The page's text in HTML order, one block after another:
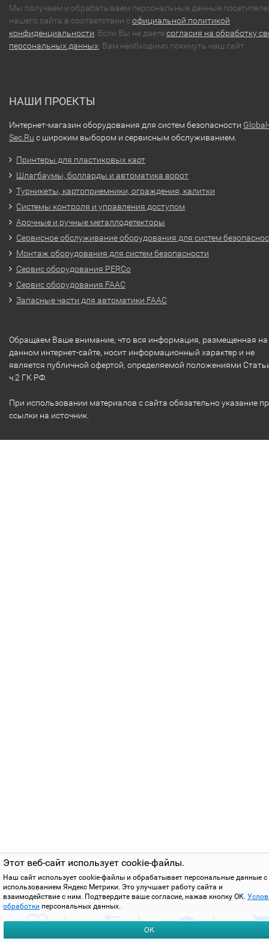
Этот веб-сайт использует cookie-файлы.
Наш сайт использует cookie-файлы и обрабатывает персональные данные с
использованием Яндекс Метрики. Это улучшает работу сайта и
взаимодействие с ним. Подтвердите ваше согласие, нажав кнопку ОК.
обработки персональных данных.
ОК
Мы получаем и обрабатываем персональные данные
нашего сайта в соответствии софициальной политикой
конфиденциальности . Если Вы не даетесогласия на обработку
персональных данных , Вам необходимо покинуть наш сайт.
НАШИ ПРОЕКТЫ
Интернет-магазин оборудования для систем безопасности Global-
Sec.Ru с широким выбором и сервисным обслуживанием.
Принтеры для пластиковых карт
Шлагбаумы, болларды и автоматика ворот
Турникеты, картоприемники, ограждения, калитки
Системы контроля и управления доступом
Арочные и ручные металлодетекторы
Сервисное обслуживание оборудования для систем
Монтаж оборудования для систем безопасности
Сервис оборудования PERCo
Сервис оборудования FAAC
Запасные части для автоматики FAAC
Обращаем Ваше внимание, что вся информация, размещенная на
данном интернет-сайте, носит информационный характер и не
является публичной офертой, определяемой положениями
ч.2 ГК РФ.
При использовании материалов с сайта обязательно указание
ссылки на источник.